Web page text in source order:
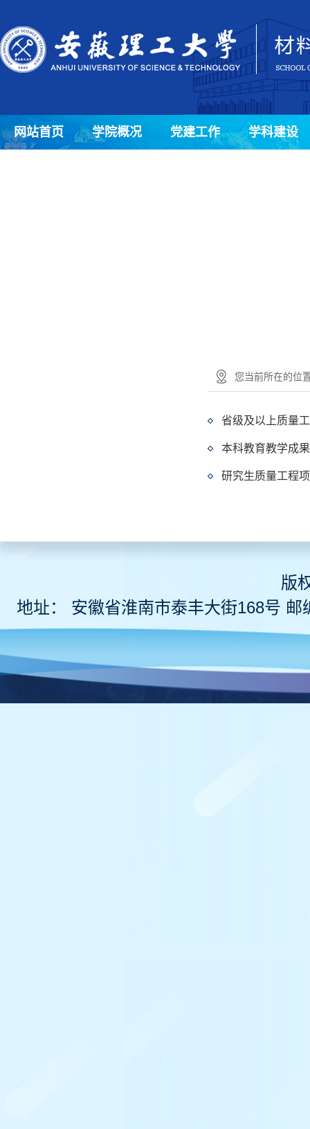
网站首页 学院概况 党建工作 学科建设
您当前所在的位
省级及以上质量
本科教育教学成
研究生质量工程
版
地址： 安徽省淮南市泰丰大街168号